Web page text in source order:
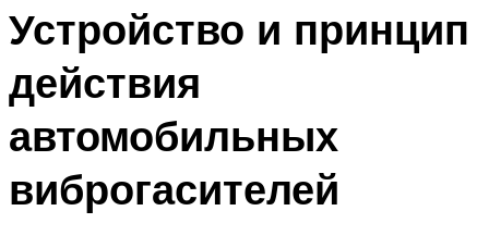
Устройство и принцип
действия
автомобильных
виброгасителей